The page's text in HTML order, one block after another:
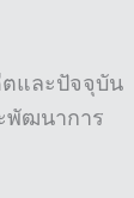
และปัจจุบัน
พัฒนาการ